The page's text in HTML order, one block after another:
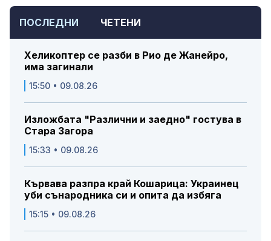
ПОСЛЕДНИ ЧЕТЕНИ
Хеликоптер се разби в Рио де Жанейро,
има загинали
15:50 • 09.08.26
Изложбата "Различни и заедно" гостува в
Стара Загора
15:33 • 09.08.26
Кървава разпра край Кошарица: Украинец
уби сънародника си и опита да избяга
15:15 • 09.08.26